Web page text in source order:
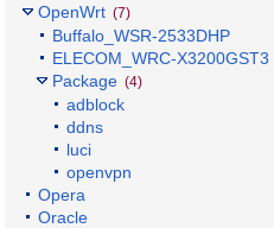
OpenWrt (7)
Buffalo_WSR-2533DHP
ELECOM_WRC-X3200GST3
Package (4)
adblock
ddns
luci
openvpn
Opera
Oracle